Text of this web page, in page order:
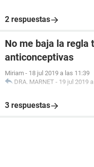
2 respuestas
No me baja la regla
anticonceptivas
Miriam - 18 jul 2019 a las 11:39
DRA. MARNET - 19 jul 2019
3 respuestas